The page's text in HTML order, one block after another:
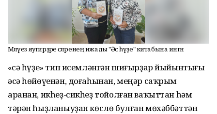
Мәләүез яугирҙәре әсәләренең ижады "Әсә һүҙе" китабына ингән
«Әсә һүҙе» тип исемләнгән шиғырҙар йыйынтығы
әсә һөйөүенән, доғаһынан, меңәр саҡрым
аранан, икһеҙ-сикһеҙ тойолған ваҡыттан һәм
тәрән һыҙланыуҙан көслө булған мөхәббәттән